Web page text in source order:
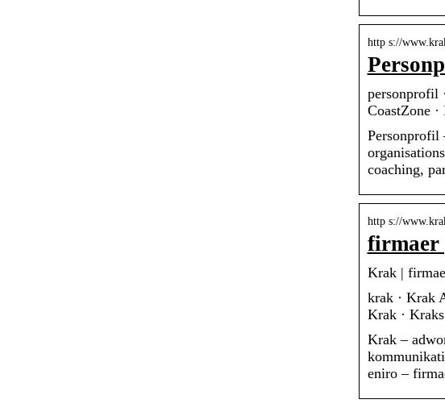
http s://
personprofil
CoastZone
Personprofil
coaching,
http s://
firmaer
Krak |
krak · Krak
Krak ·
Krak –
eniro –